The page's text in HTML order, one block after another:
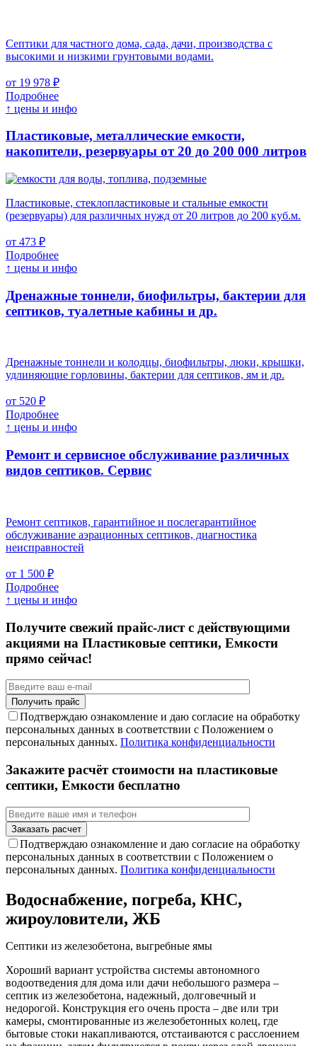
Септики для частного дома, сада, дачи, производства с
высокими и низкими грунтовыми водами.
от 19 978 ₽
Подробнее
↑ цены и инфо
Пластиковые, металлические емкости,
накопители, резервуары от 20 до 200 000 литров
Пластиковые, стеклопластиковые и стальные емкости
(резервуары) для различных нужд от 20 литров до 200 куб.м.
от 473 ₽
Подробнее
↑ цены и инфо
Дренажные тоннели, биофильтры, бактерии для
септиков, туалетные кабины и др.
Дренажные тоннели и колодцы, биофильтры, люки, крышки,
удлиняющие горловины, бактерии для септиков, ям и др.
от 520 ₽
Подробнее
↑ цены и инфо
Ремонт и сервисное обслуживание различных
видов септиков. Сервис
Ремонт септиков, гарантийное и послегарантийное
обслуживание аэрационных септиков, диагностика
неисправностей
от 1 500 ₽
Подробнее
↑ цены и инфо
Получите свежий прайс-лист с действующими
акциями на Пластиковые септики, Емкости
прямо сейчас!
Подтверждаю ознакомление и даю согласие на обработку
персональных данных в соответствии с Положением о
персональных данных. Политика конфиденциальности
Закажите расчёт стоимости на пластиковые
септики, Емкости бесплатно
Подтверждаю ознакомление и даю согласие на обработку
персональных данных в соответствии с Положением о
персональных данных. Политика конфиденциальности
Водоснабжение, погреба, КНС,
жироуловители, ЖБ
Септики из железобетона, выгребные ямы
Хороший вариант устройства системы автономного
водоотведения для дома или дачи небольшого размера –
септик из железобетона, надежный, долговечный и
недорогой. Конструкция его очень проста – две или три
камеры, смонтированные из железобетонных колец, где
бытовые стоки накапливаются, отстаиваются с расслоением